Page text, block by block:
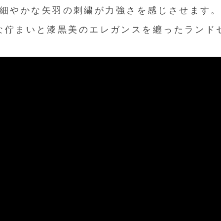
細やかな矢羽の刺繍が力強さを感じさせます。
佇まいと漆黒美のエレガンスを纏ったランド